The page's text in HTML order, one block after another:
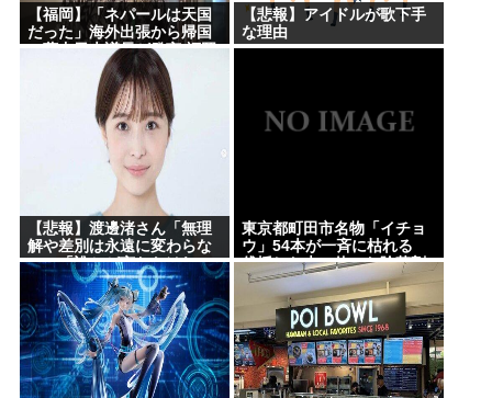
【福岡】「ネパールは天国
だった」海外出張から帰国
の蔵内勇夫議長が発言 福岡
県議会に姿見せる “金銭授
受”疑惑は第三者委員会設置
【悲報】アイドルが歌下手
な理由
【悲報】渡邊渚さん「無理
解や差別は永遠に変わらな
い」「誰かが言わなけれ
ば」PTSD公表への決
意・・・・・・・・・
東京都町田市名物「イチョ
ウ」54本が一斉に枯れる
伐採した木に使った除草剤
が根をつたったか 市は植
え直しへ [8/5]